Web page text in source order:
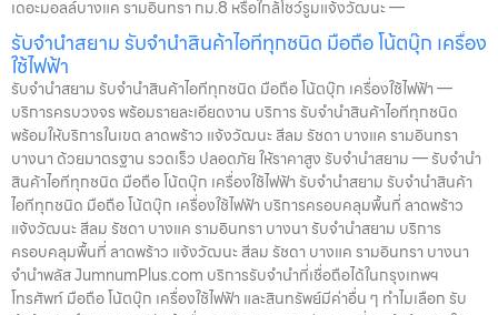
เดอะมอลล์บางแค รามอินทรา กม.8 หรือใกล้โชว์รูมแจ้งวัฒนะ —
รับจำนำสยาม รับจำนำสินค้าไอทีทุกชนิด มือถือ โน้ตบุ๊ก เครื่อง
ใช้ไฟฟ้า
รับจำนำสยาม รับจำนำสินค้าไอทีทุกชนิด มือถือ โน้ตบุ๊ก เครื่องใช้ไฟฟ้า —
บริการครบวงจร พร้อมรายละเอียดงาน บริการ รับจำนำสินค้าไอทีทุกชนิด
พร้อมให้บริการในเขต ลาดพร้าว แจ้งวัฒนะ สีลม รัชดา บางแค รามอินทรา
บางนา ด้วยมาตรฐาน รวดเร็ว ปลอดภัย ให้ราคาสูง รับจำนำสยาม — รับจำนำ
สินค้าไอทีทุกชนิด มือถือ โน้ตบุ๊ก เครื่องใช้ไฟฟ้า รับจำนำสยาม รับจำนำสินค้า
ไอทีทุกชนิด มือถือ โน้ตบุ๊ก เครื่องใช้ไฟฟ้า บริการครอบคลุมพื้นที่ ลาดพร้าว
แจ้งวัฒนะ สีลม รัชดา บางแค รามอินทรา บางนา รับจำนำสยาม บริการ
ครอบคลุมพื้นที่ ลาดพร้าว แจ้งวัฒนะ สีลม รัชดา บางแค รามอินทรา บางนา
จำนำพลัส JumnumPlus.com บริการรับจำนำที่เชื่อถือได้ในกรุงเทพฯ
โทรศัพท์ มือถือ โน้ตบุ๊ก เครื่องใช้ไฟฟ้า และสินทรัพย์มีค่าอื่น ๆ ทำไมเลือก รับ